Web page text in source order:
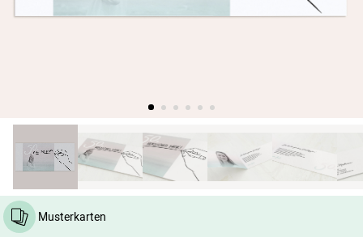
Musterkarten